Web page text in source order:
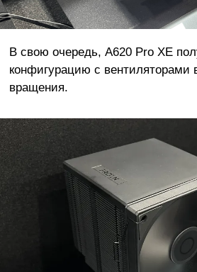
В свою очередь, A620 Pro XE
конфигурацию с вентиляторами
вращения.